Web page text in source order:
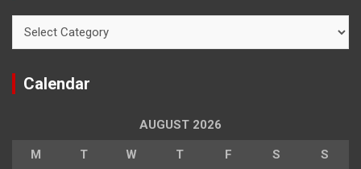
Calendar
AUGUST 2026
M T W T F S S